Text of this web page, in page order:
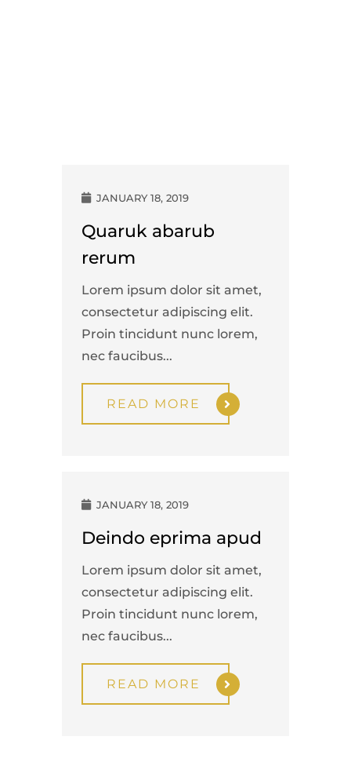
JANUARY 18, 2019
Quaruk abarub
rerum
Lorem ipsum dolor sit amet,
consectetur adipiscing elit.
Proin tincidunt nunc lorem,
nec faucibus...
READ MORE
JANUARY 18, 2019
Deindo eprima apud
Lorem ipsum dolor sit amet,
consectetur adipiscing elit.
Proin tincidunt nunc lorem,
nec faucibus...
READ MORE